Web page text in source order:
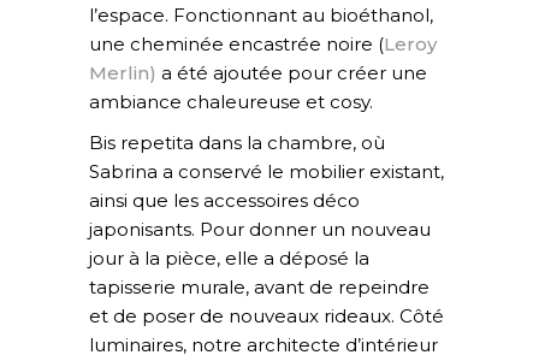
l’espace. Fonctionnant au bioéthanol,
une cheminée encastrée noire (Leroy
Merlin) a été ajoutée pour créer une
ambiance chaleureuse et cosy.
Bis repetita dans la chambre, où
Sabrina a conservé le mobilier existant,
ainsi que les accessoires déco
japonisants. Pour donner un nouveau
jour à la pièce, elle a déposé la
tapisserie murale, avant de repeindre
et de poser de nouveaux rideaux. Côté
luminaires, notre architecte d’intérieur